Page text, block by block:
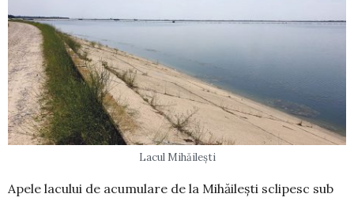
Lacul Mi­hă­ilești
Apele lacului de acumulare de la Mi­hă­ilești sclipesc sub